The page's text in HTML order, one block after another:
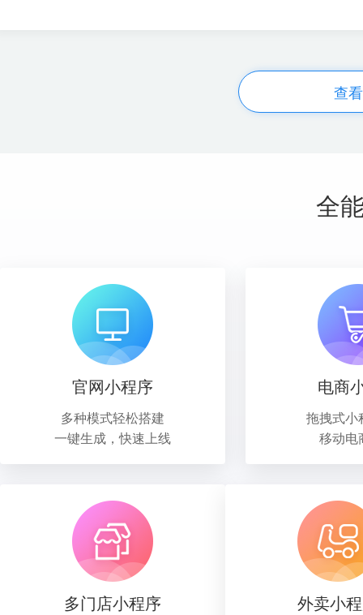
查
全
官网小程序
多种模式轻松搭建
一键生成，快速上线
电商
拖拽式小
移动电
多门店小程序 外卖小